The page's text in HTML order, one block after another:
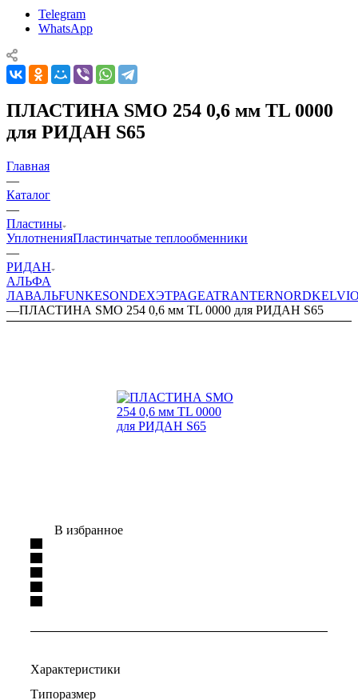
Telegram
WhatsApp
ПЛАСТИНА SMO 254 0,6 мм TL 0000
для РИДАН S65
Главная
—
Каталог
—
Пластины
УплотненияПластинчатые теплообменники
—
РИДАН
АЛЬФА
ЛАВАЛЬFUNKESONDEXЭТРАGEATRANTERNORD
—ПЛАСТИНА SMO 254 0,6 мм TL 0000 для РИДАН S65
В избранное
Характеристики
Типоразмер